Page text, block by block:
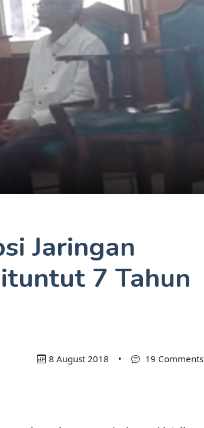
Jaringan
7 Tahun
8 August 2018 • 19 Comments